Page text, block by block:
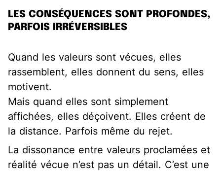
LES CONSÉQUENCES SONT PROFONDES,
PARFOIS IRRÉVERSIBLES
Quand les valeurs sont vécues, elles
rassemblent, elles donnent du sens, elles
motivent.
Mais quand elles sont simplement
affichées, elles déçoivent. Elles créent de
la distance. Parfois même du rejet.
La dissonance entre valeurs proclamées et
réalité vécue n’est pas un détail. C’est une